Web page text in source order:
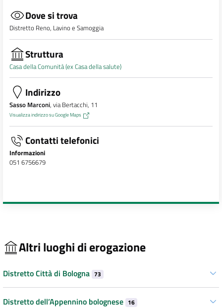
Dove si trova
Distretto Reno, Lavino e Samoggia
Struttura
Casa della Comunità (ex Casa della salute)
Indirizzo
Sasso Marconi, via Bertacchi, 11
Visualizza indirizzo su Google Maps
Contatti telefonici
Informazioni
051 6756679
Altri luoghi di erogazione
Distretto Città di Bologna 73
Distretto dell’Appennino bolognese 16